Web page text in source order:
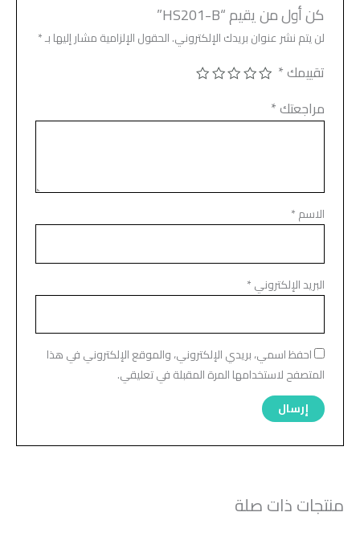
كن أول من يقيم “HS201-B”
لن يتم نشر عنوان بريدك الإلكتروني.الحقول الإلزامية مشار إليها بـ*
تقييمك*
مراجعتك*
الاسم*
البريد الإلكتروني*
احفظ اسمي، بريدي الإلكتروني، والموقع الإلكتروني في هذا
المتصفح لاستخدامها المرة المقبلة في تعليقي.
منتجات ذات صلة